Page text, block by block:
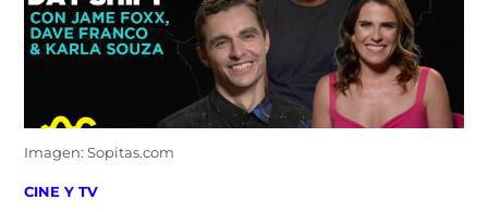
Imagen: Sopitas.com
POSTED
CINE Y TV